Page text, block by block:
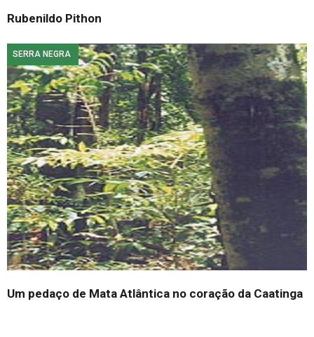
Rubenildo Pithon
SERRA NEGRA
Um pedaço de Mata Atlântica no coração da Caatinga